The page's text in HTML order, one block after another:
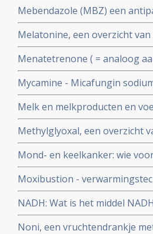
Mebendazole (MBZ) een
verschillende vormen van
Melatonine, een overzicht
kankerbehandeling bij elkaar
Menatetrenone ( = analoog
kans op een recidief
jaars overleving met 23 %.
Mycamine - Micafungin
betaglucaan 1.3 krijgt van
tegen candida infecties bij
ondergaan en ter
Melk en melkproducten en
spelen grote rol in de
als diabetes 2 en ook kanker
Methylglyoxal, een overzicht
Mond- en keelkanker: wie
immuunversterkende
complicaties zoals infecties
Moxibustion -
vermindert significant
neuskeelkankerpatiënten van
gerandomiseerde studie
NADH: Wat is het middel
en bij
Noni, een vruchtendrankje